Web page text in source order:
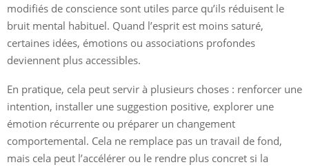
modifiés de conscience sont utiles parce qu’ils réduisent le
bruit mental habituel. Quand l’esprit est moins saturé,
certaines idées, émotions ou associations profondes
deviennent plus accessibles.
En pratique, cela peut servir à plusieurs choses : renforcer une
intention, installer une suggestion positive, explorer une
émotion récurrente ou préparer un changement
comportemental. Cela ne remplace pas un travail de fond,
mais cela peut l’accélérer ou le rendre plus concret si la